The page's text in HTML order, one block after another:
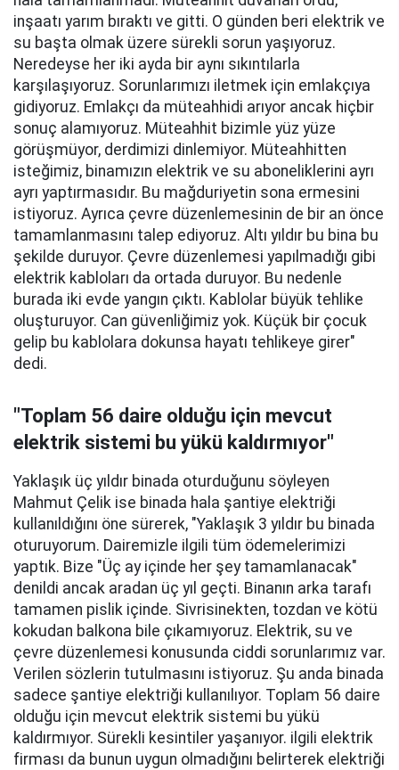
inşaatı yarım bıraktı ve gitti. O günden beri elektrik ve
su başta olmak üzere sürekli sorun yaşıyoruz.
Neredeyse her iki ayda bir aynı sıkıntılarla
karşılaşıyoruz. Sorunlarımızı iletmek için emlakçıya
gidiyoruz. Emlakçı da müteahhidi arıyor ancak hiçbir
sonuç alamıyoruz. Müteahhit bizimle yüz yüze
görüşmüyor, derdimizi dinlemiyor. Müteahhitten
isteğimiz, binamızın elektrik ve su aboneliklerini ayrı
ayrı yaptırmasıdır. Bu mağduriyetin sona ermesini
istiyoruz. Ayrıca çevre düzenlemesinin de bir an önce
tamamlanmasını talep ediyoruz. Altı yıldır bu bina bu
şekilde duruyor. Çevre düzenlemesi yapılmadığı gibi
elektrik kabloları da ortada duruyor. Bu nedenle
burada iki evde yangın çıktı. Kablolar büyük tehlike
oluşturuyor. Can güvenliğimiz yok. Küçük bir çocuk
gelip bu kablolara dokunsa hayatı tehlikeye girer"
dedi.
"Toplam 56 daire olduğu için mevcut
elektrik sistemi bu yükü kaldırmıyor"
Yaklaşık üç yıldır binada oturduğunu söyleyen
Mahmut Çelik ise binada hala şantiye elektriği
kullanıldığını öne sürerek, "Yaklaşık 3 yıldır bu binada
oturuyorum. Dairemizle ilgili tüm ödemelerimizi
yaptık. Bize "Üç ay içinde her şey tamamlanacak"
denildi ancak aradan üç yıl geçti. Binanın arka tarafı
tamamen pislik içinde. Sivrisinekten, tozdan ve kötü
kokudan balkona bile çıkamıyoruz. Elektrik, su ve
çevre düzenlemesi konusunda ciddi sorunlarımız var.
Verilen sözlerin tutulmasını istiyoruz. Şu anda binada
sadece şantiye elektriği kullanılıyor. Toplam 56 daire
olduğu için mevcut elektrik sistemi bu yükü
kaldırmıyor. Sürekli kesintiler yaşanıyor. ilgili elektrik
firması da bunun uygun olmadığını belirterek elektriği